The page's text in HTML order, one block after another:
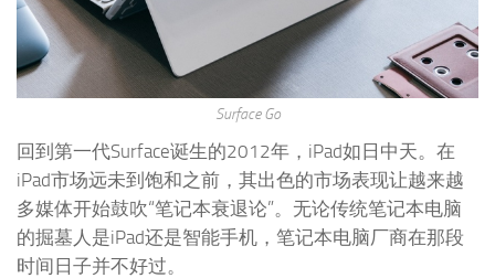
Surface Go
回到第一代Surface诞生的2012年，iPad如日中天。在
iPad市场远未到饱和之前，其出色的市场表现让越来越
多媒体开始鼓吹“笔记本衰退论”。无论传统笔记本电脑
的掘墓人是iPad还是智能手机，笔记本电脑厂商在那段
时间日子并不好过。